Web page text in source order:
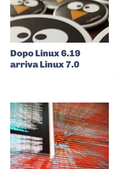
Dopo Linux 6.19
arriva Linux 7.0